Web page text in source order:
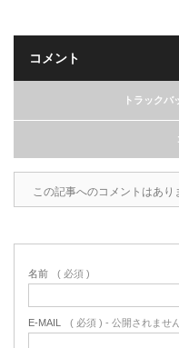
コメント
トラックバ
この記事へのコメントはあり
名前 ( 必須 )
E-MAIL ( 必須 ) - 公開されませ